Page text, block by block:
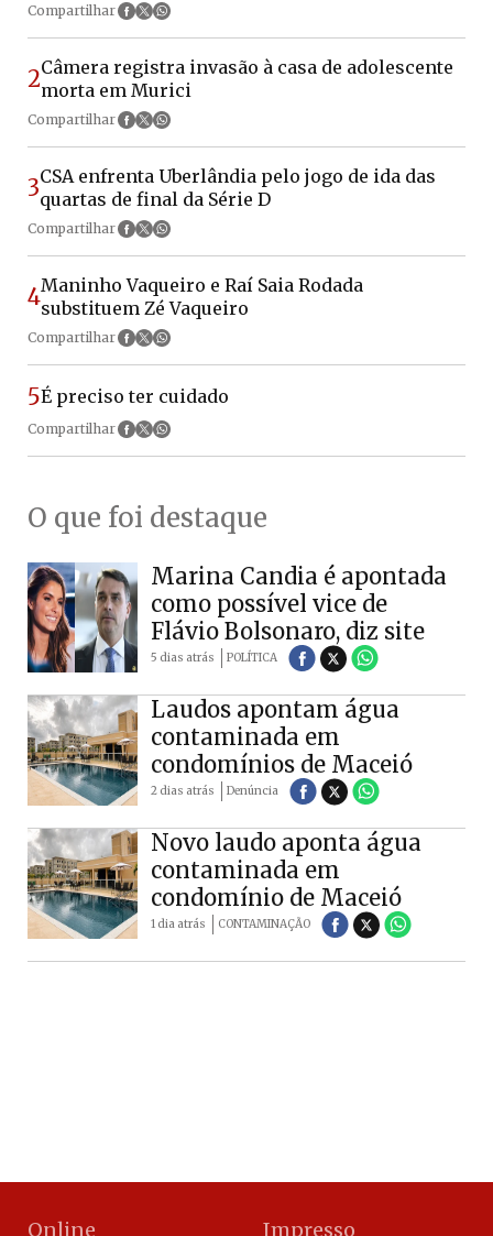
Compartilhar
2Câmera registra invasão à casa de adolescente
morta em Murici
Compartilhar
3CSA enfrenta Uberlândia pelo jogo de ida das
quartas de final da Série D
Compartilhar
4Maninho Vaqueiro e Raí Saia Rodada
substituem Zé Vaqueiro
Compartilhar
5É preciso ter cuidado
Compartilhar
O que foi destaque
Marina Candia é apontada
como possível vice de
Flávio Bolsonaro, diz site
5 dias atrás POLÍTICA
Laudos apontam água
contaminada em
condomínios de Maceió
2 dias atrás Denúncia
Novo laudo aponta água
contaminada em
condomínio de Maceió
1 dia atrás CONTAMINAÇÃO
Online Impresso